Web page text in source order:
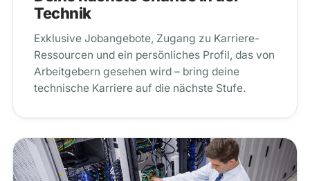
Technik
Exklusive Jobangebote, Zugang zu Karriere-
Ressourcen und ein persönliches Profil, das von
Arbeitgebern gesehen wird – bring deine
technische Karriere auf die nächste Stufe.